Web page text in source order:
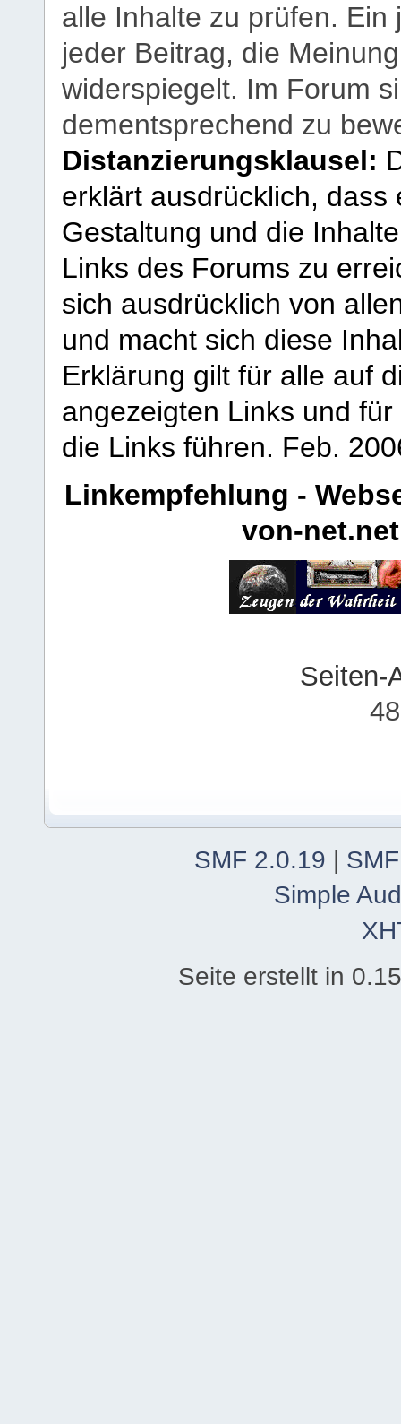
alle Inhalte zu prüfen.
jeder Beitrag, die
widerspiegelt. Im Forum
dementsprechend zu
Distanzierungsklausel:
erklärt ausdrücklich,
Gestaltung und die
Links des Forums zu
sich ausdrücklich von
und macht sich diese
Erklärung gilt für alle auf
angezeigten Links und
die Links führen. Feb.
Linkempfehlung -
von-net.net
Seiten-
SMF 2.0.19
Simple
Seite erstellt in